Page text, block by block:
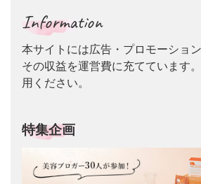
Information
本サイトには広告・プロモーショ
その収益を運営費に充てています
用ください。
特集企画